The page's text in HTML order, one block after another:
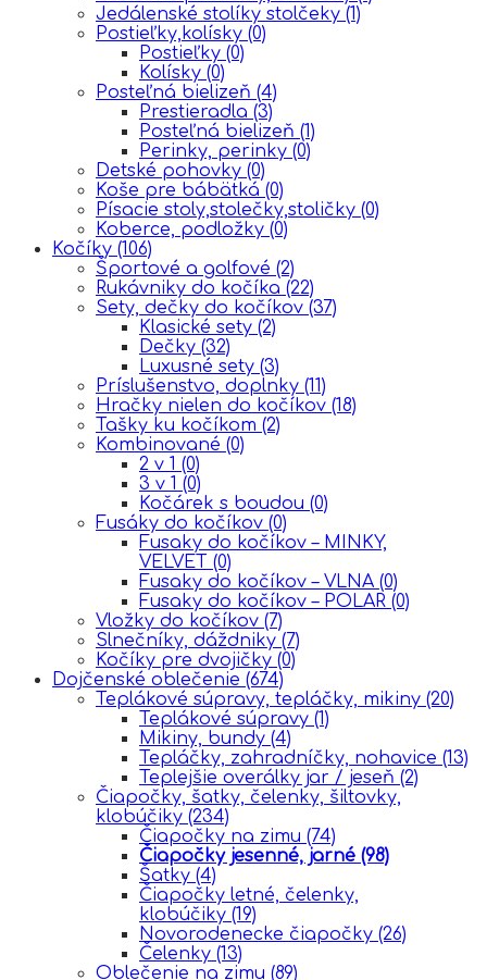
Jedálenské stolíky stolčeky (1)
Postieľky,kolísky (0)
Postieľky (0)
Kolísky (0)
Posteľná bielizeň (4)
Prestieradla (3)
Posteľná bielizeň (1)
Perinky, perinky (0)
Detské pohovky (0)
Koše pre bábätká (0)
Písacie stoly,stolečky,stoličky (0)
Koberce, podložky (0)
Kočíky (106)
Športové a golfové (2)
Rukávniky do kočíka (22)
Sety, dečky do kočíkov (37)
Klasické sety (2)
Dečky (32)
Luxusné sety (3)
Príslušenstvo, doplnky (11)
Hračky nielen do kočíkov (18)
Tašky ku kočíkom (2)
Kombinované (0)
2 v 1 (0)
3 v 1 (0)
Kočárek s boudou (0)
Fusáky do kočíkov (0)
Fusaky do kočíkov – MINKY,
VELVET (0)
Fusaky do kočíkov – VLNA (0)
Fusaky do kočíkov – POLAR (0)
Vložky do kočíkov (7)
Slnečníky, dáždniky (7)
Kočíky pre dvojičky (0)
Dojčenské oblečenie (674)
Teplákové súpravy, tepláčky, mikiny (20)
Teplákové súpravy (1)
Mikiny, bundy (4)
Tepláčky, zahradníčky, nohavice (13)
Teplejšie overálky jar / jeseň (2)
Čiapočky, šatky, čelenky, šiltovky,
klobúčiky (234)
Čiapočky na zimu (74)
Čiapočky jesenné, jarné (98)
Šatky (4)
Čiapočky letné, čelenky,
klobúčiky (19)
Novorodenecke čiapočky (26)
Čelenky (13)
Oblečenie na zimu (89)